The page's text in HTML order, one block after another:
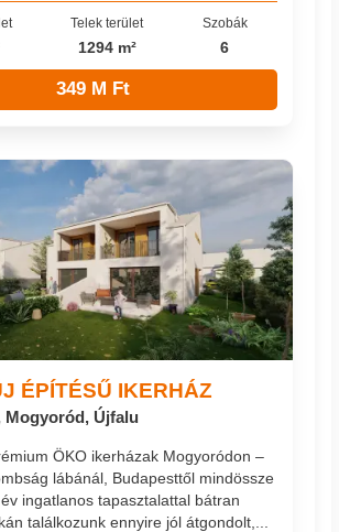
Telek terület
1294 m²
Szobák
6
349 M Ft
ÉPÍTÉSŰ IKERHÁZ
Mogyoród, Újfalu
ÖKO ikerházak Mogyoródon –
lábánál, Budapesttől mindössze
ingatlanos tapasztalattal bátran
találkozunk ennyire jól átgondolt,...